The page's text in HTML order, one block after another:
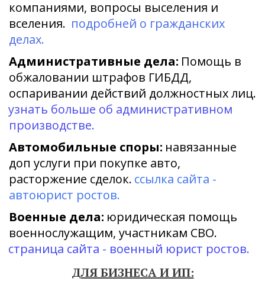
компаниями, вопросы выселения и
вселения. подробней о гражданских
делах.
Административные дела: Помощь в
обжаловании штрафов ГИБДД,
узнать больше об административном
производстве.
Автомобильные споры: навязанные
доп услуги при покупке авто,
расторжение сделок. ссылка сайта -
автоюрист ростов.
Военные дела: юридическая помощь
страница сайта - военный юрист ростов.
ДЛЯ БИЗНЕСА И ИП: